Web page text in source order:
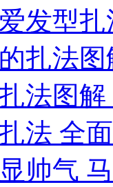
发型
扎法
法图
法 全
帅气